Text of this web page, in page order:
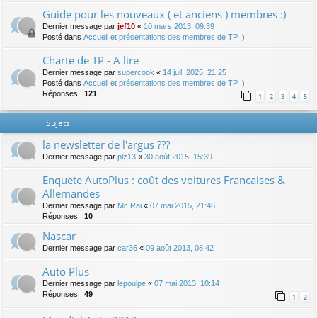
Guide pour les nouveaux ( et anciens ) membres :)
Dernier message par jef10 « 10 mars 2013, 09:39
Posté dans Accueil et présentations des membres de TP :)
Charte de TP - A lire
Dernier message par supercook « 14 juil. 2025, 21:25
Posté dans Accueil et présentations des membres de TP :)
Réponses : 121 1 2 3 4 5
Sujets
la newsletter de l'argus ???
Dernier message par plz13 « 30 août 2015, 15:39
Enquete AutoPlus : coût des voitures Francaises &
Allemandes
Dernier message par Mc Rai « 07 mai 2015, 21:46
Réponses : 10
Nascar
Dernier message par car36 « 09 août 2013, 08:42
Auto Plus
Dernier message par lepoulpe « 07 mai 2013, 10:14
Réponses : 49 1 2